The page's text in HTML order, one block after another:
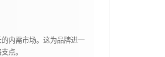
内需市场。这为品牌进一
点。